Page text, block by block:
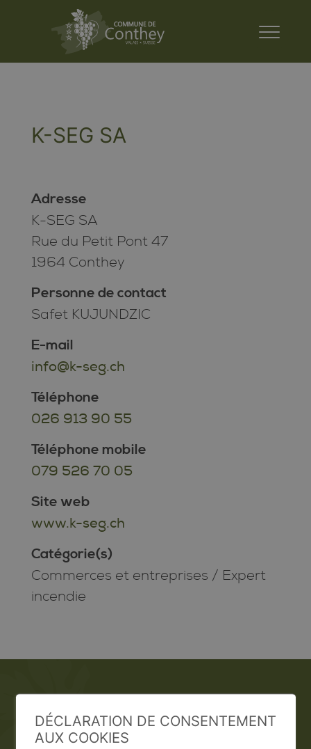
K-SEG SA
Adresse
K-SEG SA
Rue du Petit Pont 47
1964 Conthey
Personne de contact
Safet KUJUNDZIC
E-mail
info@k-seg.ch
Téléphone
026 913 90 55
Téléphone mobile
079 526 70 05
Site web
www.k-seg.ch
Catégorie(s)
Commerces et entreprises / Expert
incendie
Emploi
DÉCLARATION DE CONSENTEMENT
AUX COOKIES